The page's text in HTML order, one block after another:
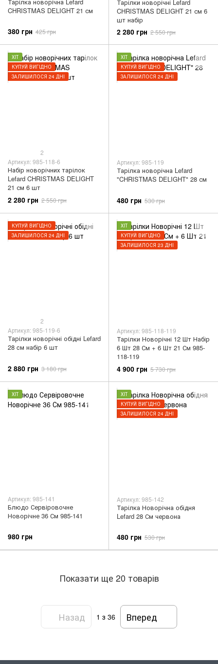
CHRISTMAS DELIGHT 21 см
380 грн 425 грн
Тарілки новорічні Lefard
CHRISTMAS DELIGHT 21 см 6
шт набір
2 280 грн 2 550 грн
ХІТ
КУПУЙ ВИГІДНО
ЗАЛИШИЛОСЯ 24 ДНІ
2
Артикул: 985-118-6
Набір новорічних тарілок
Lefard CHRISTMAS DELIGHT
21 см 6 шт
2 280 грн 2 550 грн
ХІТ
КУПУЙ ВИГІДНО
ЗАЛИШИЛОСЯ 24 ДНІ
Артикул: 985-119
Тарілка новорічна Lefard
"CHRISTMAS DELIGHT" 28 см
480 грн 530 грн
КУПУЙ ВИГІДНО
ЗАЛИШИЛОСЯ 24 ДНІ
2
Артикул: 985-119-6
Тарілки новорічні обідні Lefard
28 cм набір 6 шт
2 880 грн 3 180 грн
ХІТ
КУПУЙ ВИГІДНО
ЗАЛИШИЛОСЯ 23 ДНІ
Артикул: 985-118-119
Тарілки Новорічні 12 Шт Набір
6 Шт 28 См + 6 Шт 21 См 985-
118-119
4 900 грн 5 730 грн
ХІТ
Артикул: 985-141
Блюдо Сервіровочне
Новорічне 36 См 985-141
980 грн
ХІТ
КУПУЙ ВИГІДНО
ЗАЛИШИЛОСЯ 24 ДНІ
Артикул: 985-142
Тарілка Новорічна обідня
Lefard 28 См червона
480 грн 530 грн
Показати ще 20 товарів
Назад 1 з 36 Вперед